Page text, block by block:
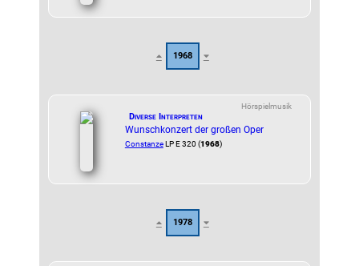
1968
Hörspielmusik
Diverse Interpreten
Wunschkonzert der großen Oper
ConstanzeLP E 320 (1968)
1978